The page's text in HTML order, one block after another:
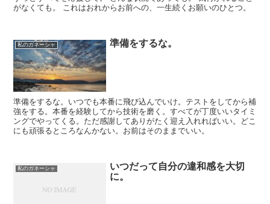
がなくても。 これはおれからお前への、一生続くお願いのひとつ。
私のガネーシャ 準備をするな。
準備をするな。いつでも本番に飛び込んでいけ。テストをしてから補
強をする。本番を経験してから技術を磨く。すべてが丁度いいタイミ
ングでやってくる。ただ感謝してありがたく迎え入れればいい。どこ
にも頑張るところなんかない。お前はそのままでいい。
私のガネーシャ
いつだって自分の違和感を大切
に。